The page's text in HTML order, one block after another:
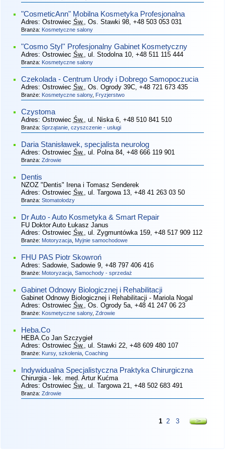
"CosmeticAnn" Mobilna Kosmetyka Profesjonalna
Adres: Ostrowiec Św. , Os. Stawki 98, +48 503 053 031
Branża: Kosmetyczne salony
"Cosmo Styl'' Profesjonalny Gabinet Kosmetyczny
Adres: Ostrowiec Św. , ul. Stodolna 10, +48 511 115 444
Branża: Kosmetyczne salony
Czekolada - Centrum Urody i Dobrego Samopoczucia
Adres: Ostrowiec Św. , Os. Ogrody 39C, +48 721 673 435
Branże: Kosmetyczne salony, Fryzjerstwo
Czystoma
Adres: Ostrowiec Św. , ul. Niska 6, +48 510 841 510
Branża: Sprzątanie, czyszczenie - usługi
Daria Stanisławek, specjalista neurolog
Adres: Ostrowiec Św. , ul. Polna 84, +48 666 119 901
Branża: Zdrowie
Dentis
NZOZ "Dentis" Irena i Tomasz Senderek
Adres: Ostrowiec Św. , ul. Targowa 13, +48 41 263 03 50
Branża: Stomatolodzy
Dr Auto - Auto Kosmetyka & Smart Repair
FU Doktor Auto Łukasz Janus
Adres: Ostrowiec Św. , ul. Zygmuntówka 159, +48 517 909 112
Branże: Motoryzacja, Myjnie samochodowe
FHU PAS Piotr Skowroń
Adres: Sadowie, Sadowie 9, +48 797 406 416
Branże: Motoryzacja, Samochody - sprzedaż
Gabinet Odnowy Biologicznej i Rehabilitacji
Gabinet Odnowy Biologicznej i Rehabilitacji - Mariola Nogal
Adres: Ostrowiec Św. , Os. Ogrody 5a, +48 41 247 06 23
Branże: Kosmetyczne salony, Zdrowie
Heba.Co
HEBA.Co Jan Szczygieł
Adres: Ostrowiec Św. , ul. Stawki 22, +48 609 480 107
Branże: Kursy, szkolenia, Coaching
Indywidualna Specjalistyczna Praktyka Chirurgiczna
Chirurgia - lek. med. Artur Kućma
Adres: Ostrowiec Św. , ul. Targowa 21 , +48 502 683 491
Branża: Zdrowie
1 2 3